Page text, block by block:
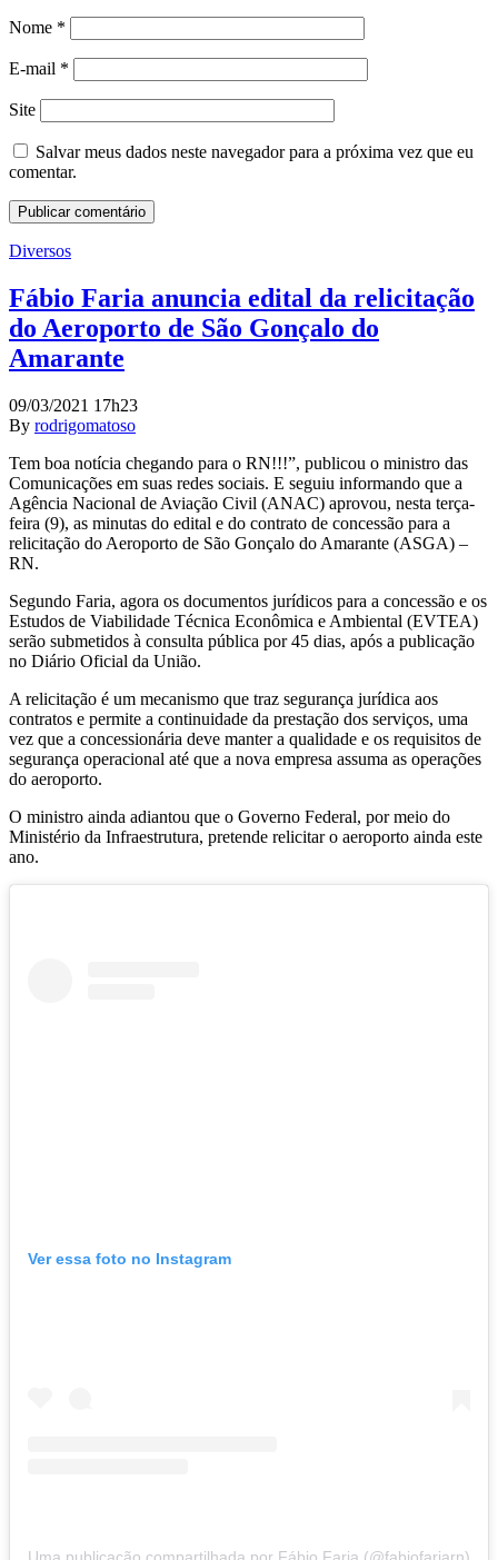
Nome *
E-mail *
Site
Salvar meus dados neste navegador para a próxima vez que eu
comentar.
Diversos
Fábio Faria anuncia edital da relicitação
do Aeroporto de São Gonçalo do
Amarante
09/03/2021 17h23
By rodrigomatoso
Tem boa notícia chegando para o RN!!!”, publicou o ministro das
Comunicações em suas redes sociais. E seguiu informando que a
Agência Nacional de Aviação Civil (ANAC) aprovou, nesta terça-
feira (9), as minutas do edital e do contrato de concessão para a
relicitação do Aeroporto de São Gonçalo do Amarante (ASGA) –
RN.
Segundo Faria, agora os documentos jurídicos para a concessão e os
Estudos de Viabilidade Técnica Econômica e Ambiental (EVTEA)
serão submetidos à consulta pública por 45 dias, após a publicação
no Diário Oficial da União.
A relicitação é um mecanismo que traz segurança jurídica aos
contratos e permite a continuidade da prestação dos serviços, uma
vez que a concessionária deve manter a qualidade e os requisitos de
segurança operacional até que a nova empresa assuma as operações
do aeroporto.
O ministro ainda adiantou que o Governo Federal, por meio do
Ministério da Infraestrutura, pretende relicitar o aeroporto ainda este
ano.
Ver essa foto no Instagram